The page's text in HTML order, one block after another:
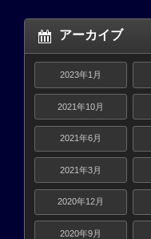
アーカイブ
2023年1月
2021年10月
2021年6月
2021年3月
2020年12月
2020年9月